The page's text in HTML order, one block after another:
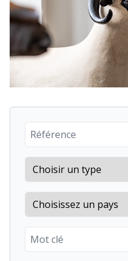
Reference number
Property type
Country
Keyword